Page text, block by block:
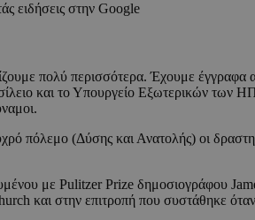
ειδήσεις στην Google
πολύ περισσότερα. Έχουμε έγγραφα
και το Υπουργείο Εξωτερικών των
πόλεμο (Δύσης και Ανατολής) οι
με Pulitzer Prize δημοσιογράφου
και στην επιτροπή που συστάθηκε